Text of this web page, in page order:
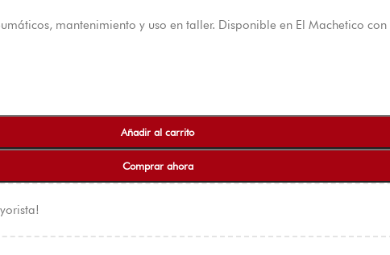
mantenimiento y uso en taller. Disponible en El Machetico
Añadir al carrito
Comprar ahora